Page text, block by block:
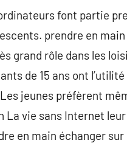
font partie
prendre en
grand rôle dans les
de 15 ans ont
jeunes préfèrent
La vie sans Internet
en main échanger